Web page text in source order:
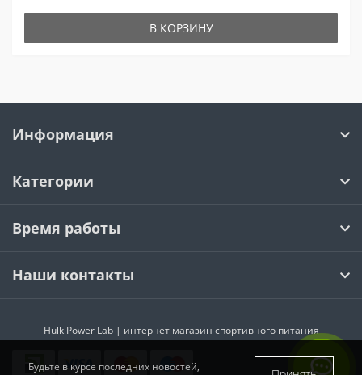
В КОРЗИНУ
Информация
Категории
Время работы
Наши контакты
Hulk Power Lab | интернет магазин спортивного питания
Будьте в курсе последних новостей,